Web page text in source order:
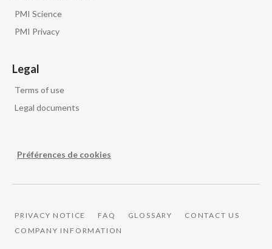
PMI Science
PMI Privacy
Legal
Terms of use
Legal documents
Préférences de cookies
PRIVACY NOTICE FAQ GLOSSARY
CONTACT US
COMPANY INFORMATION